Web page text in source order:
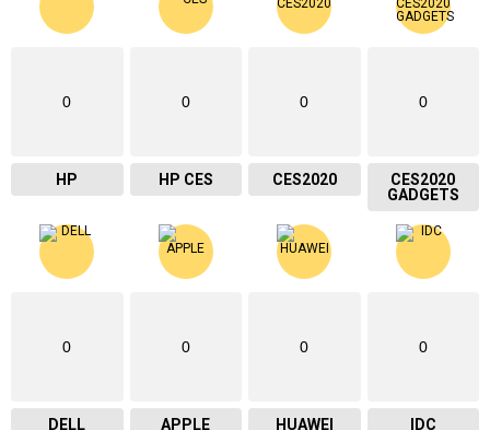
0
HP
0
HP CES
0
CES2020
0
CES2020
GADGETS
0
DELL
0
APPLE
0
HUAWEI
0
IDC